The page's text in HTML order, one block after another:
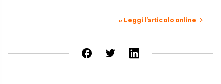
» Leggi l'articolo online